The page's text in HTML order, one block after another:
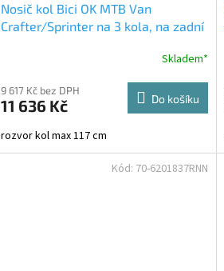
Nosič kol Bici OK MTB Van
Crafter/Sprinter na 3 kola, na zadní
Skladem*
9 617 Kč bez DPH
11 636 Kč Do košíku
rozvor kol max 117 cm
Kód: 70-6201837RNN